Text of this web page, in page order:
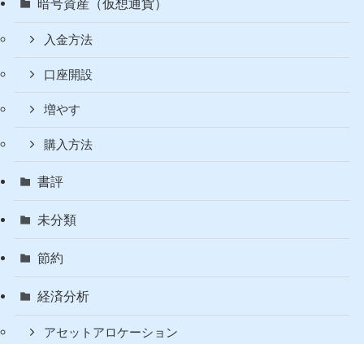
投資のリアル
投資の超基本
コモディティ
人生訓
副業
暗号資産（仮想通貨）
入金方法
口座開設
増やす
購入方法